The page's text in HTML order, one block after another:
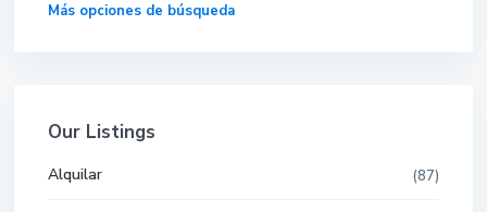
Más opciones de búsqueda
Our Listings
Alquilar (87)